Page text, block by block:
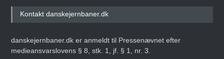
Kontakt danskejernbaner.dk
danskejernbaner.dk er anmeldt til Pressenævnet efter
medieansvarslovens § 8, stk. 1, jf. § 1, nr. 3.